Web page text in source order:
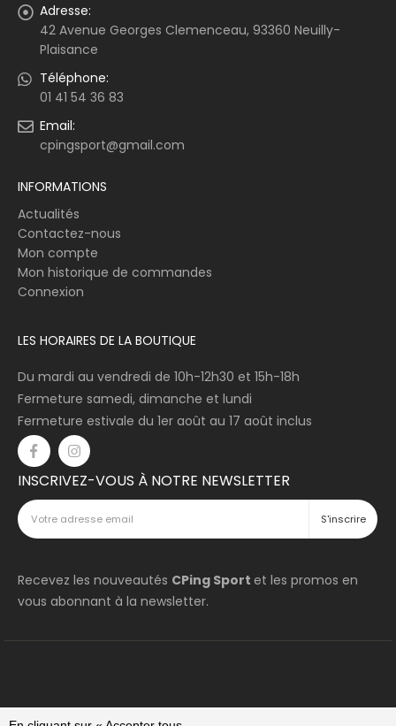
Adresse:
42 Avenue Georges Clemenceau, 93360 Neuilly-
Plaisance
Téléphone:
01 41 54 36 83
Email:
cpingsport@gmail.com
INFORMATIONS
Actualités
Contactez-nous
Mon compte
Mon historique de commandes
Connexion
LES HORAIRES DE LA BOUTIQUE
Du mardi au vendredi de 10h-12h30 et 15h-18h
Fermeture samedi, dimanche et lundi
Fermeture estivale du 1er août au 17 août inclus
INSCRIVEZ-VOUS À NOTRE NEWSLETTER
Recevez les nouveautés CPing Sport et les promos en
vous abonnant à la newsletter.